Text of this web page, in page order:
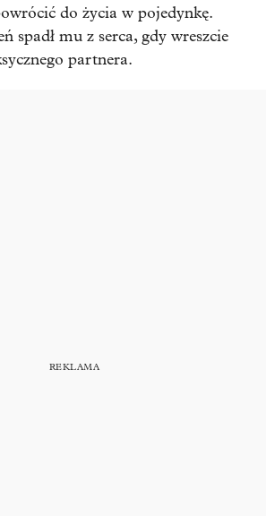
do życia w pojedynkę.
spadł mu z serca, gdy wreszcie
partnera.